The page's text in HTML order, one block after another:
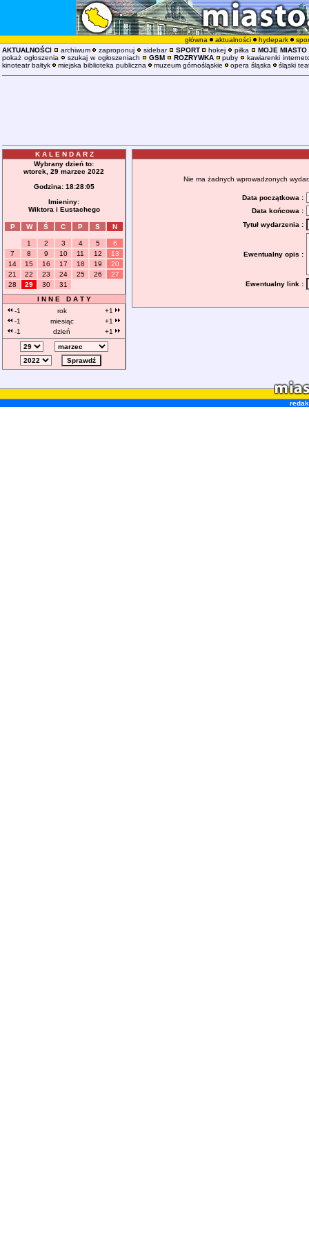
główna aktualności hydepark
AKTUALNOŚCI
archiwum zaproponuj sidebar SPORT hokej piłka
MOJE MIASTO
pokaż ogłoszenia
szukaj w ogłoszeniach GSM ROZRYWKA puby
kawiarenki
kinoteatr bałtyk
miejska biblioteka publiczna muzeum górnośląskie opera śląska śląski
K A L E N D A R Z
Wybrany dzień to:
wtorek, 29 marzec 2022
Godzina: 18:28:06
Imieniny:
Wiktora i Eustachego
P W Ś C P S N
1 2 3 4 5
6
7
8 9 10 11 12
13
14
15 16 17 18 19
20
21
22 23 24 25 26
27
28
29 30
31
I N N E D A T Y
-1
rok
+1
-1
miesiąc
+1
-1
dzień +1
Nie ma żadnych wprowadzonych
Data początkowa :
Data końcowa :
Tytuł wydarzenia :
Ewentualny opis :
Ewentualny link :